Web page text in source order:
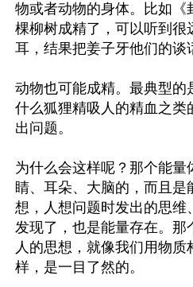
物或者动物的身体。比如《
棵柳树成精了，可以听到很
耳，结果把姜子牙他们的谈
动物也可能成精。最典型的
什么狐狸精吸人的精血之类
出问题。
为什么会这样呢？那个能量
睛、耳朵、大脑的，而且是
想，人想问题时发出的思维
发现了，也是能量存在。那
人的思想，就像我们用物质
样，是一目了然的。